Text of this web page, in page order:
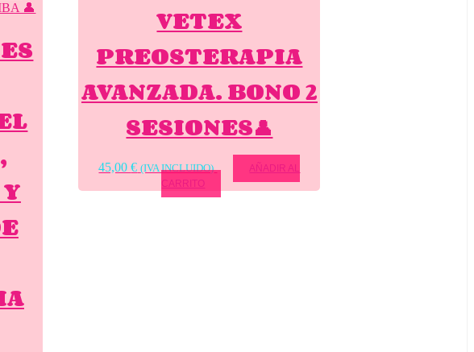
VETEX
PREOSTERAPIA
AVANZADA. BONO 2
SESIONES👤
45,00€ (IVA INCLUIDO)
AÑADIR AL
CARRITO